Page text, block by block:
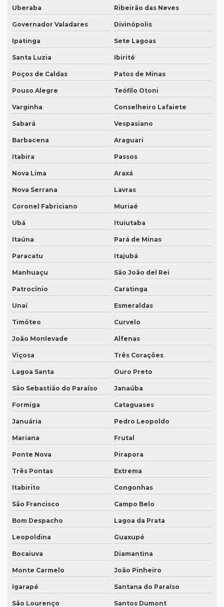
Uberaba Ribeirão das Neves
Governador Valadares Divinópolis
Ipatinga Sete Lagoas
Santa Luzia Ibirité
Poços de Caldas Patos de Minas
Pouso Alegre Teófilo Otoni
Varginha Conselheiro Lafaiete
Sabará Vespasiano
Barbacena Araguari
Itabira Passos
Nova Lima Araxá
Nova Serrana Lavras
Coronel Fabriciano Muriaé
Ubá Ituiutaba
Itaúna Pará de Minas
Paracatu Itajubá
Manhuaçu São João del Rei
Patrocínio Caratinga
Unaí Esmeraldas
Timóteo Curvelo
João Monlevade Alfenas
Viçosa Três Corações
Lagoa Santa Ouro Preto
São Sebastião do Paraíso Janaúba
Formiga Cataguases
Januária Pedro Leopoldo
Mariana Frutal
Ponte Nova Pirapora
Três Pontas Extrema
Itabirito Congonhas
São Francisco Campo Belo
Bom Despacho Lagoa da Prata
Leopoldina Guaxupé
Bocaiuva Diamantina
Monte Carmelo João Pinheiro
Igarapé Santana do Paraíso
São Lourenço Santos Dumont